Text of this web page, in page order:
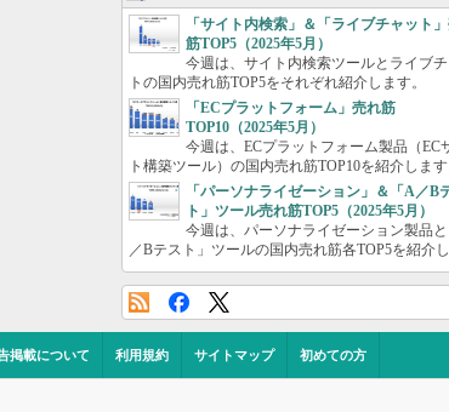
「サイト内検索」＆「ライブチャット
筋TOP5（2025年5月）
今週は、サイト内検索ツールとライブチ
トの国内売れ筋TOP5をそれぞれ紹介します。
「ECプラットフォーム」売れ筋
TOP10（2025年5月）
今週は、ECプラットフォーム製品（EC
ト構築ツール）の国内売れ筋TOP10を紹介します
「パーソナライゼーション」＆「A／B
ト」ツール売れ筋TOP5（2025年5月）
今週は、パーソナライゼーション製品
／Bテスト」ツールの国内売れ筋各TOP5を紹介
掲載について 利用規約 サイトマップ 初めての方